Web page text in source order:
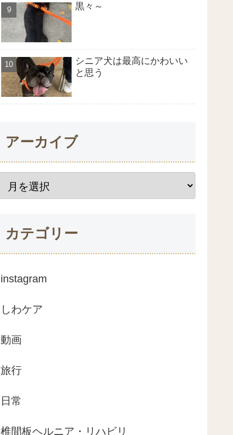
黒々～
シニア犬は最高にかわいい
と思う
アーカイブ
カテゴリー
instagram
しわケア
動画
旅行
日常
椎間板ヘルニア・リハビリ